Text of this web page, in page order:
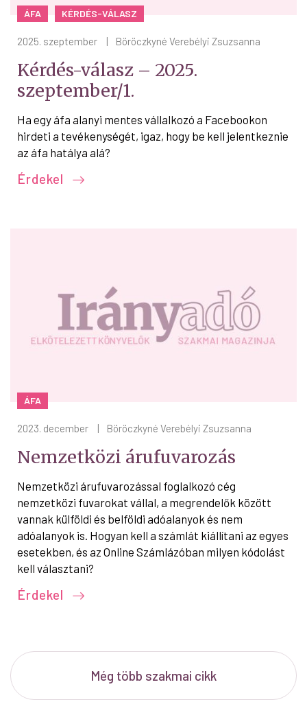
ÁFA KÉRDÉS-VÁLASZ
2025. szeptember Böröczkyné Verebélyi Zsuzsanna
Kérdés-válasz – 2025.
szeptember/1.
Ha egy áfa alanyi mentes vállalkozó a Facebookon
hirdeti a tevékenységét, igaz, hogy be kell jelentkeznie
az áfa hatálya alá?
Érdekel
ÁFA
2023. december | Böröczkyné Verebélyi Zsuzsanna
Nemzetközi árufuvarozás
Nemzetközi árufuvarozással foglalkozó cég
nemzetközi fuvarokat vállal, a megrendelők között
vannak külföldi és belföldi adóalanyok és nem
adóalanyok is. Hogyan kell a számlát kiállítani az egyes
esetekben, és az Online Számlázóban milyen kódolást
kell választani?
Érdekel
Még több szakmai cikk